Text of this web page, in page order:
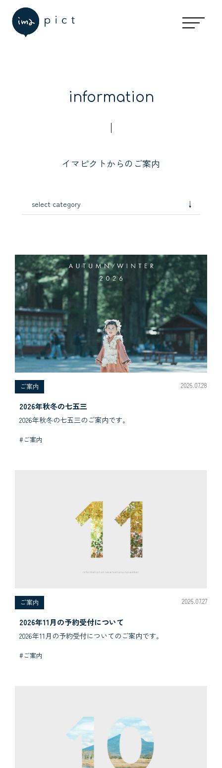
information
イマピクトからのご案内
select category ↓
ご案内 2026.07.28
2026年秋冬の七五三
2026年秋冬の七五三のご案内です｡
#ご案内
ご案内 2026.07.27
2026年11月の予約受付について
2026年11月の予約受付についてのご案内です｡
#ご案内